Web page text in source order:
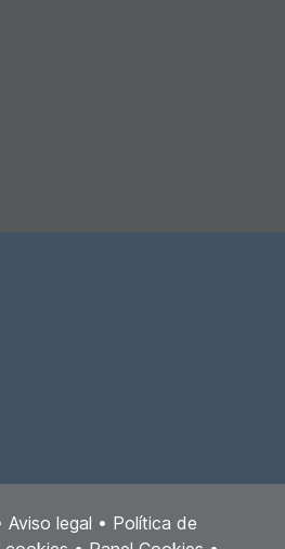
Aviso legal • Política de